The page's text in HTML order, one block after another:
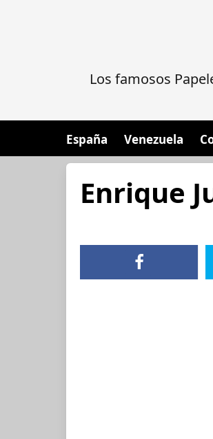
Los famosos
España Venezuela
Enrique